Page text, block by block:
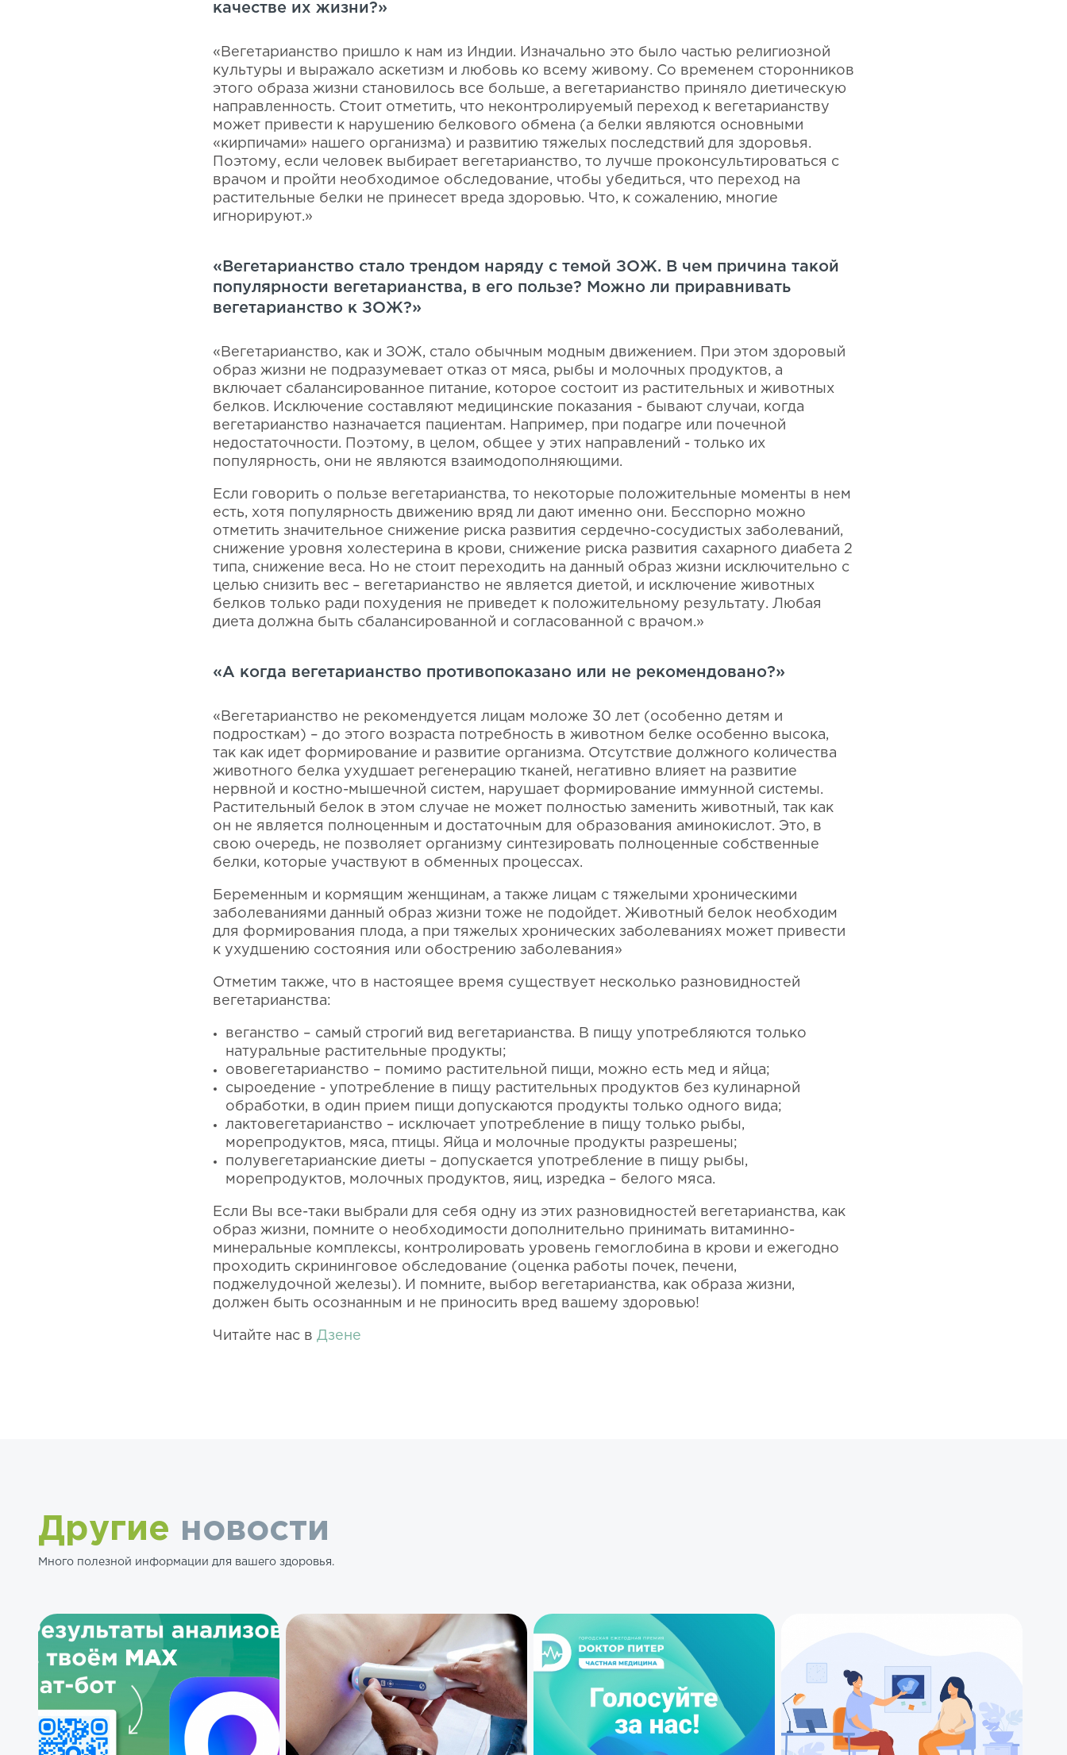
качестве их жизни?»
«Вегетарианство пришло к нам из Индии. Изначально это было частью религиозной
культуры и выражало аскетизм и любовь ко всему живому. Со временем сторонников
этого образа жизни становилось все больше, а вегетарианство приняло диетическую
направленность. Стоит отметить, что неконтролируемый переход к вегетарианству
может привести к нарушению белкового обмена (а белки являются основными
«кирпичами» нашего организма) и развитию тяжелых последствий для здоровья.
Поэтому, если человек выбирает вегетарианство, то лучше проконсультироваться с
врачом и пройти необходимое обследование, чтобы убедиться, что переход на
растительные белки не принесет вреда здоровью. Что, к сожалению, многие
игнорируют.»
«Вегетарианство стало трендом наряду с темой ЗОЖ. В чем причина такой
популярности вегетарианства, в его пользе? Можно ли приравнивать
вегетарианство к ЗОЖ?»
«Вегетарианство, как и ЗОЖ, стало обычным модным движением. При этом здоровый
образ жизни не подразумевает отказ от мяса, рыбы и молочных продуктов, а
включает сбалансированное питание, которое состоит из растительных и животных
белков. Исключение составляют медицинские показания - бывают случаи, когда
вегетарианство назначается пациентам. Например, при подагре или почечной
недостаточности. Поэтому, в целом, общее у этих направлений - только их
популярность, они не являются взаимодополняющими.
Если говорить о пользе вегетарианства, то некоторые положительные моменты в нем
есть, хотя популярность движению вряд ли дают именно они. Бесспорно можно
отметить значительное снижение риска развития сердечно-сосудистых заболеваний,
снижение уровня холестерина в крови, снижение риска развития сахарного диабета 2
типа, снижение веса. Но не стоит переходить на данный образ жизни исключительно с
целью снизить вес – вегетарианство не является диетой, и исключение животных
белков только ради похудения не приведет к положительному результату. Любая
диета должна быть сбалансированной и согласованной с врачом.»
«А когда вегетарианство противопоказано или не рекомендовано?»
«Вегетарианство не рекомендуется лицам моложе 30 лет (особенно детям и
подросткам) – до этого возраста потребность в животном белке особенно высока,
так как идет формирование и развитие организма. Отсутствие должного количества
животного белка ухудшает регенерацию тканей, негативно влияет на развитие
нервной и костно-мышечной систем, нарушает формирование иммунной системы.
Растительный белок в этом случае не может полностью заменить животный, так как
он не является полноценным и достаточным для образования аминокислот. Это, в
свою очередь, не позволяет организму синтезировать полноценные собственные
белки, которые участвуют в обменных процессах.
Беременным и кормящим женщинам, а также лицам с тяжелыми хроническими
заболеваниями данный образ жизни тоже не подойдет. Животный белок необходим
для формирования плода, а при тяжелых хронических заболеваниях может привести
к ухудшению состояния или обострению заболевания»
Отметим также, что в настоящее время существует несколько разновидностей
вегетарианства:
веганство – самый строгий вид вегетарианства. В пищу употребляются только
натуральные растительные продукты;
ововегетарианство – помимо растительной пищи, можно есть мед и яйца;
сыроедение - употребление в пищу растительных продуктов без кулинарной
обработки, в один прием пищи допускаются продукты только одного вида;
лактовегетарианство – исключает употребление в пищу только рыбы,
морепродуктов, мяса, птицы. Яйца и молочные продукты разрешены;
полувегетарианские диеты – допускается употребление в пищу рыбы,
морепродуктов, молочных продуктов, яиц, изредка – белого мяса.
Если Вы все-таки выбрали для себя одну из этих разновидностей вегетарианства, как
образ жизни, помните о необходимости дополнительно принимать витаминно-
минеральные комплексы, контролировать уровень гемоглобина в крови и ежегодно
проходить скрининговое обследование (оценка работы почек, печени,
поджелудочной железы). И помните, выбор вегетарианства, как образа жизни,
должен быть осознанным и не приносить вред вашему здоровью!
Читайте нас в Дзене
Другие новости
Много полезной информации для вашего здоровья.